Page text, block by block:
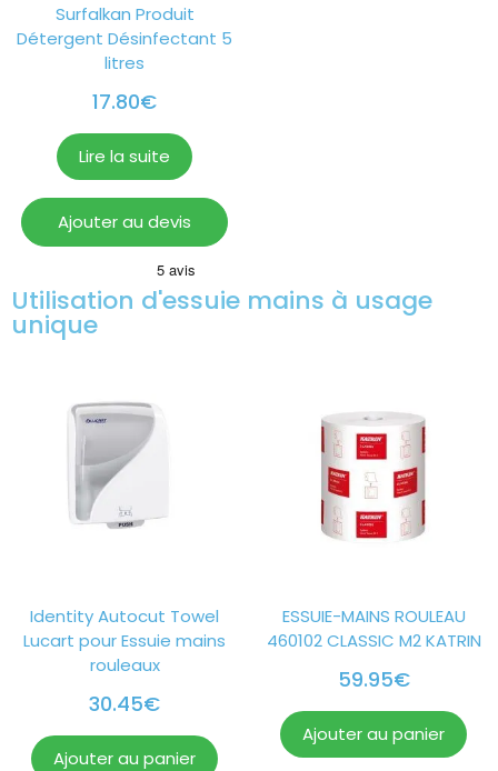
Surfalkan Produit
Détergent Désinfectant 5
litres
17.80€
Lire la suite
Ajouter au devis
Utilisation d'essuie mains à usage
unique
Identity Autocut Towel
Lucart pour Essuie mains
rouleaux
30.45€
Ajouter au panier
ESSUIE-MAINS ROULEAU
460102 CLASSIC M2 KATRIN
59.95€
Ajouter au panier